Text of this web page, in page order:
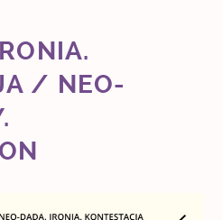
/ NEO-